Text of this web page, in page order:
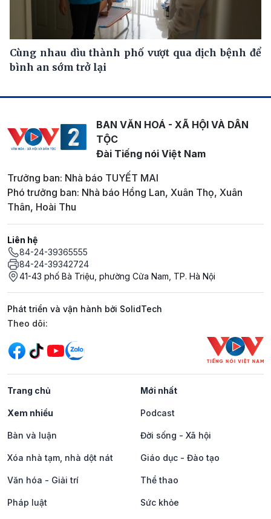
Cùng nhau dìu thành phố vượt qua dịch bệnh để
bình an sớm trở lại
BAN VĂN HOÁ - XÃ HỘI VÀ DÂN
TỘC
Đài Tiếng nói Việt Nam
Trưởng ban: Nhà báo TUYẾT MAI
Phó trưởng ban: Nhà báo Hồng Lan, Xuân Thọ, Xuân
Thân, Hoài Thu
Liên hệ
84-24-39365555
84-24-39342724
41-43 phố Bà Triệu, phường Cửa Nam, TP. Hà Nội
Phát triển và vận hành bởi SolidTech
Mạng xã hội
Theo dõi:
Trang chủ Mới nhất
Xem nhiều Podcast
Bàn và luận Đời sống - Xã hội
Xóa nhà tạm, nhà dột nát Giáo dục - Đào tạo
Văn hóa - Giải trí Thể thao
Pháp luật Sức khỏe